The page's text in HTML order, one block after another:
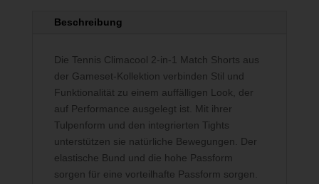
Beschreibung
Die Tennis Climacool 2-in-1 Match Shorts aus
der Gameset-Kollektion verbinden Stil und
Funktionalität zu einem auffälligen Look, der
auf Performance ausgelegt ist. Mit ihrer
Tulpenform und den integrierten Tights
unterstützen sie natürliche Bewegungen. Der
elastische Bund und die hohe Passform
sorgen für eine vorteilhafte Passform sorgen.